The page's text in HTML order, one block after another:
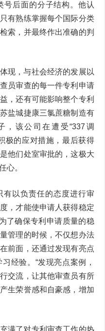
号后面的分子结构。他认
有熟练掌握每个国际分类
索，并最终作出准确的判
现，与社会经济的发展以
员审查的每一件专利申请
，还有可能影响整个专利
盐城捷康三氯蔗糖制造有
，该公司在遭受“337调
极的应对措施，最后获得
他们处室审批的，这极大
心。
有以负责任的态度进行审
，才能使申请人获得稳定
了确保专利申请质量的稳
管理的时候，不仅想办法
前面，还通过发现有亮点
经验。“发现亮点案例，
交流，让其他审查员有所
生荣誉感和自豪感，增加
满了对专利审查工作的热